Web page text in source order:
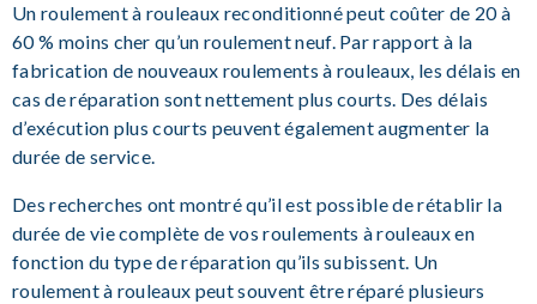
Un roulement à rouleaux reconditionné peut coûter de 20 à
60 % moins cher qu’un roulement neuf. Par rapport à la
fabrication de nouveaux roulements à rouleaux, les délais en
cas de réparation sont nettement plus courts. Des délais
d’exécution plus courts peuvent également augmenter la
durée de service.
Des recherches ont montré qu’il est possible de rétablir la
durée de vie complète de vos roulements à rouleaux en
fonction du type de réparation qu’ils subissent. Un
roulement à rouleaux peut souvent être réparé plusieurs